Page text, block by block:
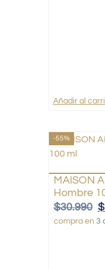
Añadir al
-55%
MAISON
Hombre
$30.990 $
compra en 3